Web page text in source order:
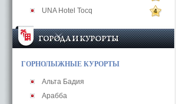
UNA Hotel Tocq 4
ГОРНОЛЫЖНЫЕ КУРОРТЫ
Альта Бадия
Арабба